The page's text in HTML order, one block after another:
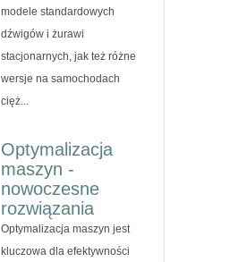
modele standardowych
dźwigów i żurawi
stacjonarnych, jak też różne
wersje na samochodach
cięż...
Optymalizacja
maszyn -
nowoczesne
rozwiązania
Optymalizacja maszyn jest
kluczowa dla efektywności